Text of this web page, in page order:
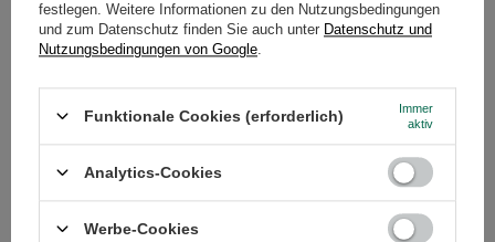
EMPFOHLENE PRODUKTE
(15,88 € / kg)
festlegen. Weitere Informationen zu den Nutzungsbedingungen
und zum Datenschutz finden Sie auch unter Datenschutz und
Nutzungsbedingungen von Google
Funktionale Cookies (erforderlich)
Immer
aktiv
Analytics-Cookies
Werbe-Cookies